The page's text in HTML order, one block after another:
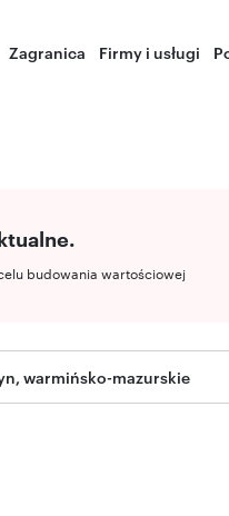
Zagranica Firmy i usługi
budowania wartościowej
warmińsko-mazurskie